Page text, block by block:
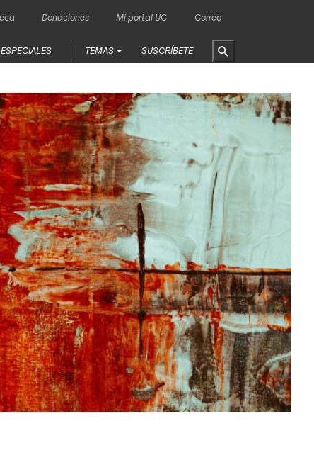
Donaciones Mi portal UC Correo
ESPECIALES TEMAS SUSCRÍBETE